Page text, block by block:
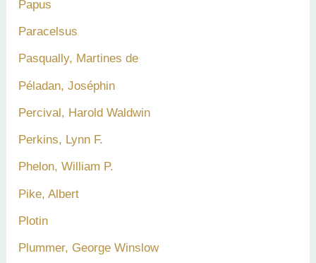
Papus
Paracelsus
Pasqually, Martines de
Péladan, Joséphin
Percival, Harold Waldwin
Perkins, Lynn F.
Phelon, William P.
Pike, Albert
Plotin
Plummer, George Winslow